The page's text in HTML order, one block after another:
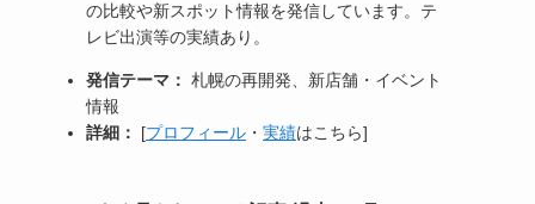
の比較や新スポット情報を発信しています。テ
レビ出演等の実績あり。
発信テーマ： 札幌の再開発、新店舗・イベント
情報
詳細：
[プロフィール ・ 実績はこちら]